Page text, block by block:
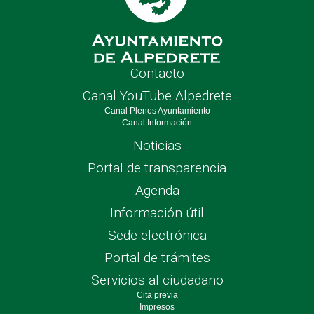
Contacto
Canal YouTube Alpedrete
Canal Plenos Ayuntamiento
Canal Información
Noticias
Portal de transparencia
Agenda
Información útil
Sede electrónica
Portal de trámites
Servicios al ciudadano
Cita previa
Impresos